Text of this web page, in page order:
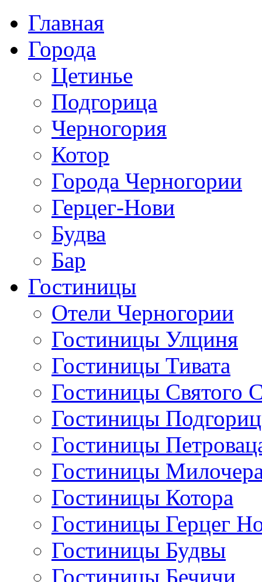
Главная
Города
Цетинье
Подгорица
Черногория
Котор
Города Черногории
Герцег-Нови
Будва
Бар
Гостиницы
Отели Черногории
Гостиницы Улциня
Гостиницы Тивата
Гостиницы Святого
Гостиницы
Гостиницы
Гостиницы
Гостиницы Котора
Гостиницы Герцег
Гостиницы Будвы
Гостиницы Бечичи